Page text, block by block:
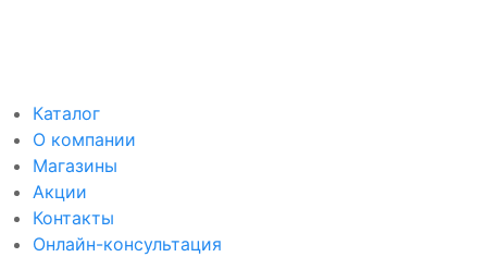
Каталог
О компании
Магазины
Акции
Контакты
Онлайн-консультация